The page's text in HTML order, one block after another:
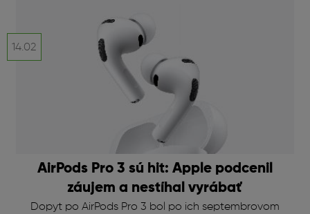
14.02
AirPods Pro 3 sú hit: Apple podcenil
záujem a nestíhal vyrábať
Dopyt po AirPods Pro 3 bol po ich septembrovom